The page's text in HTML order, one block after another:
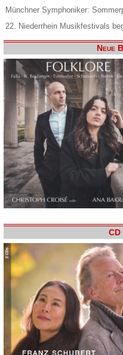
Münchner Symphoniker:
22. Niederrhein Musikfestivals
Neue
CD